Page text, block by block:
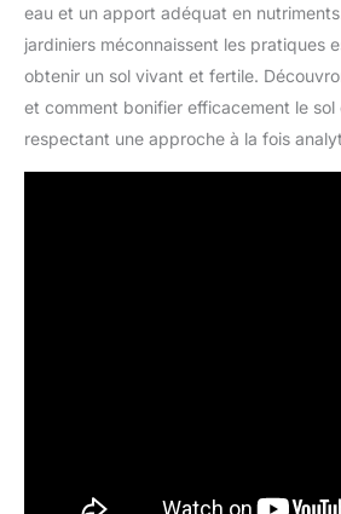
eau et un apport adéquat en
jardiniers méconnaissent les pratiques
obtenir un sol vivant et fertile.
et comment bonifier efficacement le
respectant une approche à la fois